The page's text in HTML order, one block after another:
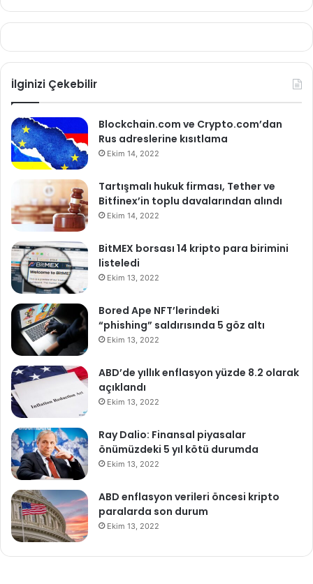
İlginizi Çekebilir
Blockchain.com ve Crypto.com’dan
Rus adreslerine kısıtlama
Ekim 14, 2022
Tartışmalı hukuk firması, Tether ve
Bitfinex’in toplu davalarından alındı
Ekim 14, 2022
BitMEX borsası 14 kripto para birimini
listeledi
Ekim 13, 2022
Bored Ape NFT’lerindeki
“phishing” saldırısında 5 göz altı
Ekim 13, 2022
ABD’de yıllık enflasyon yüzde 8.2 olarak
açıklandı
Ekim 13, 2022
Ray Dalio: Finansal piyasalar
önümüzdeki 5 yıl kötü durumda
Ekim 13, 2022
ABD enflasyon verileri öncesi kripto
paralarda son durum
Ekim 13, 2022